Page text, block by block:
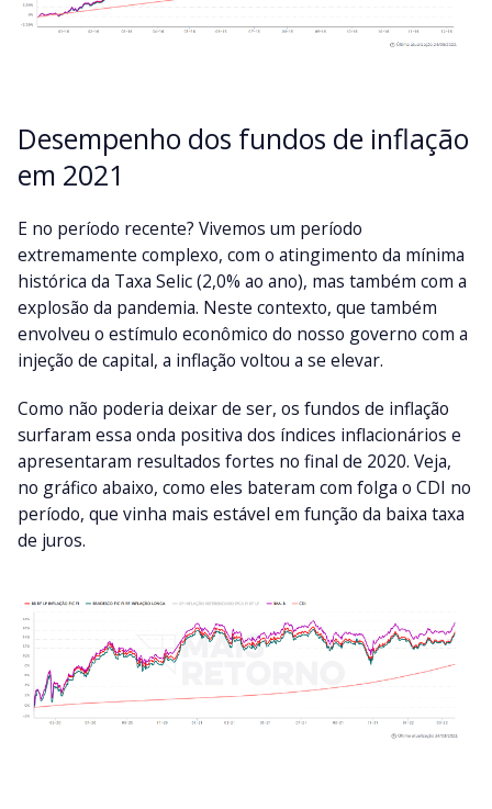
Desempenho dos fundos de inflação
em 2021
E no período recente? Vivemos um período
extremamente complexo, com o atingimento da mínima
histórica da Taxa Selic (2,0% ao ano), mas também com a
explosão da pandemia. Neste contexto, que também
envolveu o estímulo econômico do nosso governo com a
injeção de capital, a inflação voltou a se elevar.
Como não poderia deixar de ser, os fundos de inflação
surfaram essa onda positiva dos índices inflacionários e
apresentaram resultados fortes no final de 2020. Veja,
no gráfico abaixo, como eles bateram com folga o CDI no
período, que vinha mais estável em função da baixa taxa
de juros.